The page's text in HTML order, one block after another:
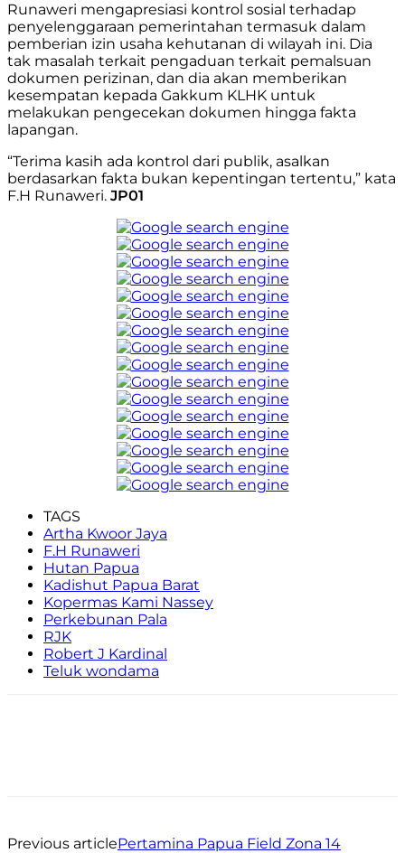
Runaweri mengapresiasi kontrol sosial terhadap
penyelenggaraan pemerintahan termasuk dalam
pemberian izin usaha kehutanan di wilayah ini. Dia
tak masalah terkait pengaduan terkait pemalsuan
dokumen perizinan, dan dia akan memberikan
kesempatan kepada Gakkum KLHK untuk
melakukan pengecekan dokumen hingga fakta
lapangan.
“Terima kasih ada kontrol dari publik, asalkan
berdasarkan fakta bukan kepentingan tertentu,” kata
F.H Runaweri. JP01
TAGS
Artha Kwoor Jaya
F.H Runaweri
Hutan Papua
Kadishut Papua Barat
Kopermas Kami Nassey
Perkebunan Pala
RJK
Robert J Kardinal
Teluk wondama
Previous articlePertamina Papua Field Zona 14